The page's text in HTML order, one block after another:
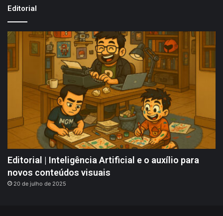
Editorial
Editorial | Inteligência Artificial e o auxílio para
novos conteúdos visuais
20 de julho de 2025